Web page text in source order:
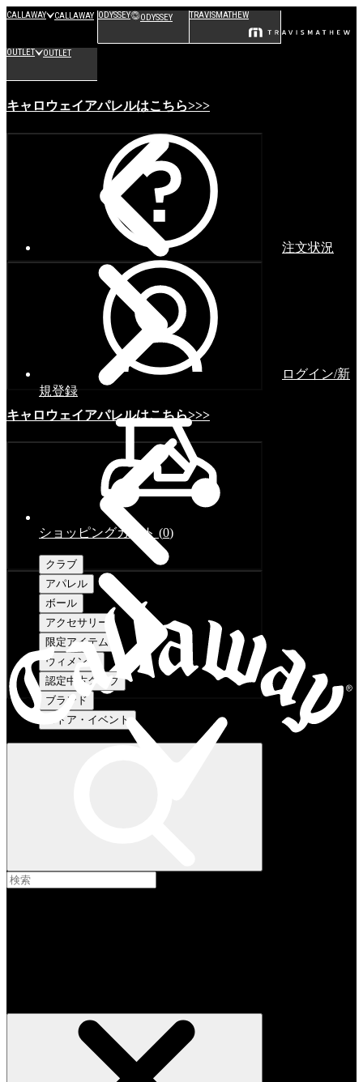
CALLAWAY CALLAWAY ODYSSEY ODYSSEY TRAVISMATHEW
OUTLET OUTLET
キャロウェイアパレルはこちら>>>
キャロウェイアパレルはこちら>>>
注文状況
ログイン/新
規登録
ショッピングカート (0)
クラブ
アパレル
ボール
アクセサリー
限定アイテム
ウィメンズ
認定中古クラブ
ブランド
ストア・イベント